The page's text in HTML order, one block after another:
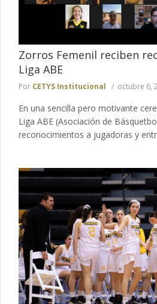
Zorros Femenil reciben
Liga ABE
Por CETYS Institucional octubre 6,
En una sencilla pero motivante
Liga ABE (Asociación de
reconocimientos a jugadoras y